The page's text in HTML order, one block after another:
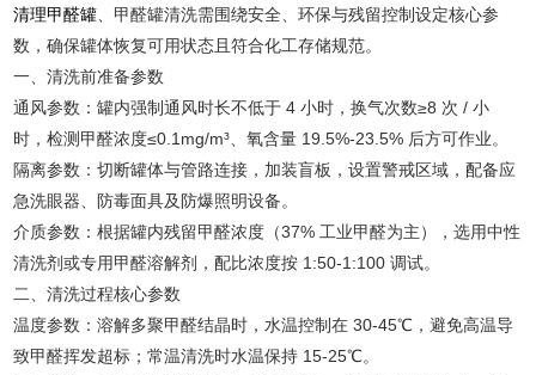
清理甲醛罐 、甲醛罐清洗需围绕安全、环保与残留控制设定核心参
数，确保罐体恢复可用状态且符合化工存储规范。
一、清洗前准备参数
通风参数：罐内强制通风时长不低于 4 小时，换气次数≥8 次 / 小
时，检测甲醛浓度≤0.1mg/m³、氧含量 19.5%-23.5% 后方可作业。
隔离参数：切断罐体与管路连接，加装盲板，设置警戒区域，配备应
急洗眼器、防毒面具及防爆照明设备。
介质参数：根据罐内残留甲醛浓度（37% 工业甲醛为主），选用中性
清洗剂或专用甲醛溶解剂，配比浓度按 1:50-1:100 调试。
二、清洗过程核心参数
温度参数：溶解多聚甲醛结晶时，水温控制在 30-45℃，避免高温导
致甲醛挥发超标；常温清洗时水温保持 15-25℃。